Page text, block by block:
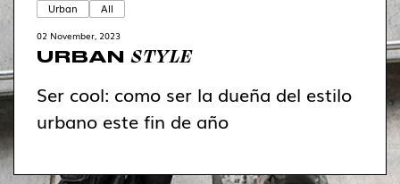
Urban All
02 November, 2023
URBANSTYLE
Ser cool: como ser la dueña del estilo
urbano este fin de año